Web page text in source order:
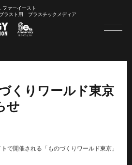
ファーイースト
ラスト用 プラスチックメディア
くりワールド東京
せ
で開催される「ものづくりワールド東京」